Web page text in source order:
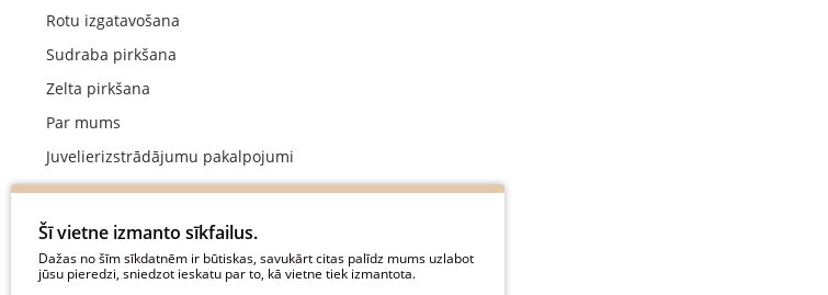
Rotu izgatavošana
Sudraba pirkšana
Zelta pirkšana
Par mums
Juvelierizstrādājumu pakalpojumi
Kāzu gredzenu ražošana
Saderināšanās gredzenu izgatavošana
Maksājums
Šī vietne izmanto sīkfailus.
Dažas no šīm sīkdatnēm ir būtiskas, savukārt citas palīdz mums uzlabot
jūsu pieredzi, sniedzot ieskatu par to, kā vietne tiek izmantota.